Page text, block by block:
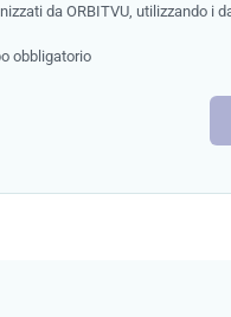
da ORBITVU, utilizzando i
obbligatorio